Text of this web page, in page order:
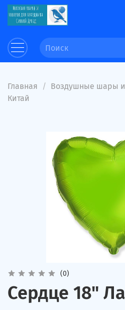
Главная Воздушные шары
Китай
(0)
Сердце 18"